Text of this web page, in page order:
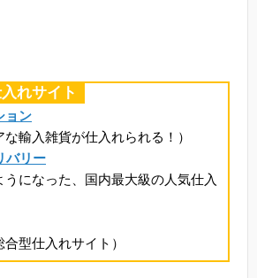
れサイト
ョン
な輸入雑貨が仕入れられる！）
バリー
うになった、国内最大級の人気仕入
合型仕入れサイト）